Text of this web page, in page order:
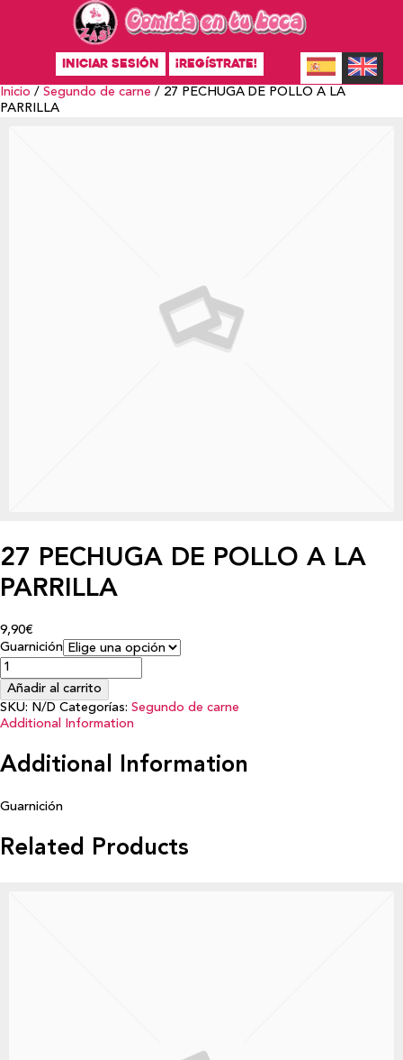
INICIAR SESIÓN ¡REGÍSTRATE!
Inicio / Segundo de carne / 27 PECHUGA DE POLLO A LA
PARRILLA
27 PECHUGA DE POLLO A LA
PARRILLA
9,90€
Guarnición
Añadir al carrito
SKU: N/D Categorías: Segundo de carne
Additional Information
Additional Information
Guarnición
Related Products